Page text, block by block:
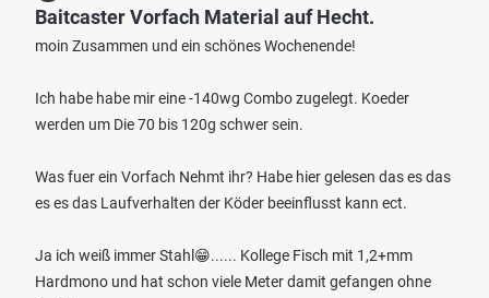
Baitcaster Vorfach Material auf Hecht.
moin Zusammen und ein schönes Wochenende!
Ich habe habe mir eine -140wg Combo zugelegt. Koeder
werden um Die 70 bis 120g schwer sein.
Was fuer ein Vorfach Nehmt ihr? Habe hier gelesen das es das
es es das Laufverhalten der Köder beeinflusst kann ect.
Ja ich weiß immer Stahl😁...... Kollege Fisch mit 1,2+mm
Hardmono und hat schon viele Meter damit gefangen ohne